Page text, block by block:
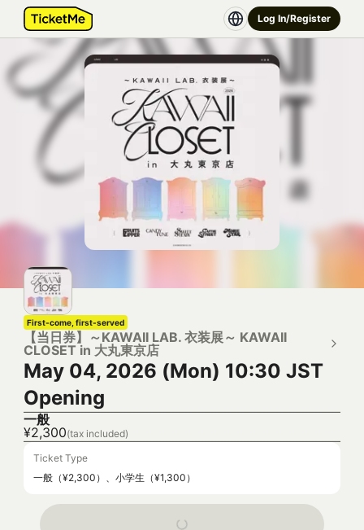
Log In/Register
First-come, first-served
【当日券】～KAWAII LAB. 衣装展～ KAWAII
CLOSET in 大丸東京店
May 04, 2026 (Mon) 10:30 JST
Opening
一般
¥2,300(tax included)
Ticket Type
一般（¥2,300）、小学生（¥1,300）